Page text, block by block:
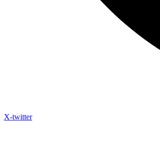
X-twitter